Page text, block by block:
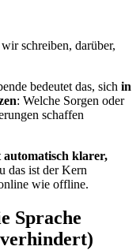
wir schreiben, darüber,
bedeutet das, sich in
: Welche Sorgen oder
schaffen
automatisch klarer,
das ist der Kern
wie offline.
Sprache